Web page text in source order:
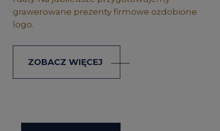
grawerowane prezenty firmowe ozdobione
logo.
ZOBACZ WIĘCEJ